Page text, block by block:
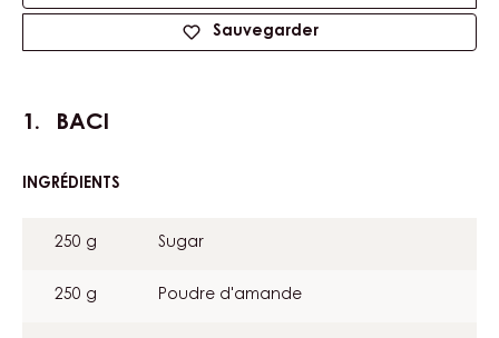
Sauvegarder
BACI
INGRÉDIENTS
250 g Sugar
250 g Poudre d'amande